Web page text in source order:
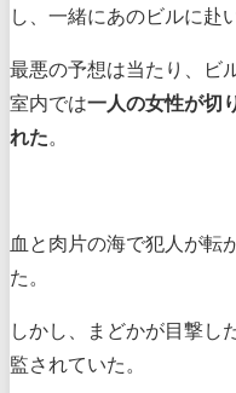
し、一緒にあのビルに赴
最悪の予想は当たり、ビ
室内では一人の女性が切
れた。
血と肉片の海で犯人が転
た。
しかし、まどかが目撃し
監されていた。